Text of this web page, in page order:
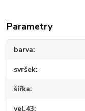
Parametry
barva
svršek
šířka
vel.43